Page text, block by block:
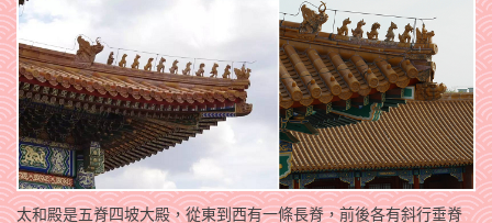
太和殿是五脊四坡大殿，從東到西有一條長脊，前後各有斜行垂脊